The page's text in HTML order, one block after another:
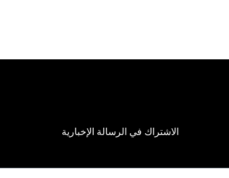
الاشتراك في الرسالة الإخبارية